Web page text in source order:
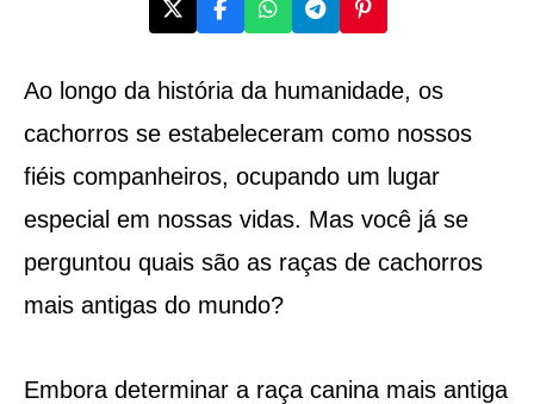
Ao longo da história da humanidade, os
cachorros se estabeleceram como nossos
fiéis companheiros, ocupando um lugar
especial em nossas vidas. Mas você já se
perguntou quais são as raças de cachorros
mais antigas do mundo?
Embora determinar a raça canina mais antiga